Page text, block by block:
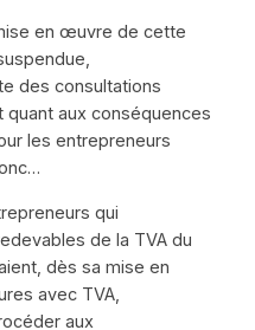
en œuvre de cette
des consultations
quant aux conséquences
les entrepreneurs
qui
de la TVA du
dès sa mise en
avec TVA,
aux